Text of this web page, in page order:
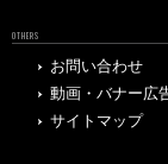
OTHERS
お問い合わせ
動画・バナー広
サイトマップ